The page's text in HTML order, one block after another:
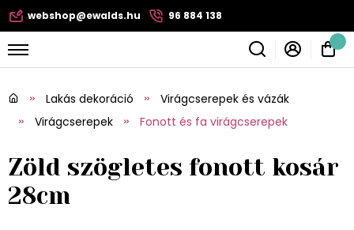
webshop@ewalds.hu 96 884 138
Lakás dekoráció
Virágcserepek és vázák
Virágcserepek
Fonott és fa virágcserepek
Zöld szögletes fonott kosár
28cm